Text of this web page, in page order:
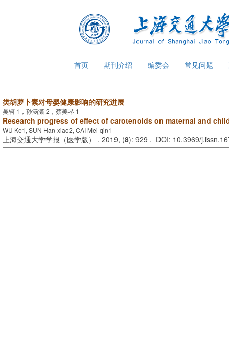
首页 期刊介绍 编委会 常见问题
类胡萝卜素对母婴健康影响的研究进展
吴轲 1，孙涵潇 2，蔡美琴 1
Research progress of effect of carotenoids on maternal and
WU Ke1, SUN Han-xiao2, CAI Mei-qin1
上海交通大学学报（医学版） . 2019, (8): 929 . DOI: 10.3969/